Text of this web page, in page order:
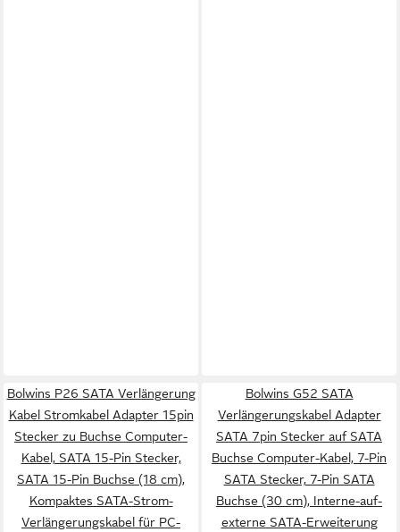
Bolwins P26 SATA Verlängerung
Kabel Stromkabel Adapter 15pin
Stecker zu Buchse Computer-
Kabel, SATA 15-Pin Stecker,
SATA 15-Pin Buchse (18 cm),
Kompaktes SATA-Strom-
Verlängerungskabel für PC-
Bolwins G52 SATA
Verlängerungskabel Adapter
SATA 7pin Stecker auf SATA
Buchse Computer-Kabel, 7-Pin
SATA Stecker, 7-Pin SATA
Buchse (30 cm), Interne-auf-
externe SATA-Erweiterung